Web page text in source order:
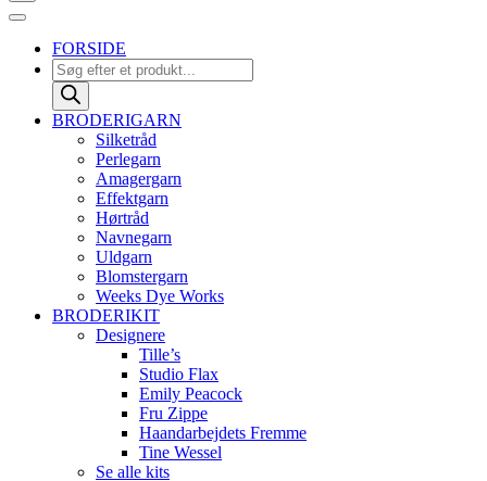
FORSIDE
Products
search
BRODERIGARN
Silketråd
Perlegarn
Amagergarn
Effektgarn
Hørtråd
Navnegarn
Uldgarn
Blomstergarn
Weeks Dye Works
BRODERIKIT
Designere
Tille’s
Studio Flax
Emily Peacock
Fru Zippe
Haandarbejdets Fremme
Tine Wessel
Se alle kits